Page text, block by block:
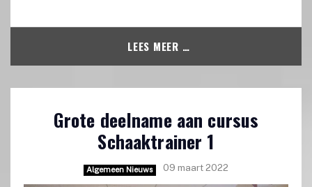
LEES MEER …
Grote deelname aan cursus
Schaaktrainer 1
Algemeen Nieuws 09 maart 2022